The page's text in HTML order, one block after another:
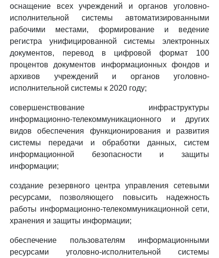
оснащение всех учреждений и органов уголовно-
исполнительной системы автоматизированными
рабочими местами, формирование и ведение
регистра унифицированной системы электронных
документов, перевод в цифровой формат 100
процентов документов информационных фондов и
архивов учреждений и органов уголовно-
исполнительной системы к 2020 году;
совершенствование инфраструктуры
информационно-телекоммуникационного и других
видов обеспечения функционирования и развития
системы передачи и обработки данных, систем
информационной безопасности и защиты
информации;
создание резервного центра управления сетевыми
ресурсами, позволяющего повысить надежность
работы информационно-телекоммуникационной сети,
хранения и защиты информации;
обеспечение пользователям информационными
ресурсами уголовно-исполнительной системы